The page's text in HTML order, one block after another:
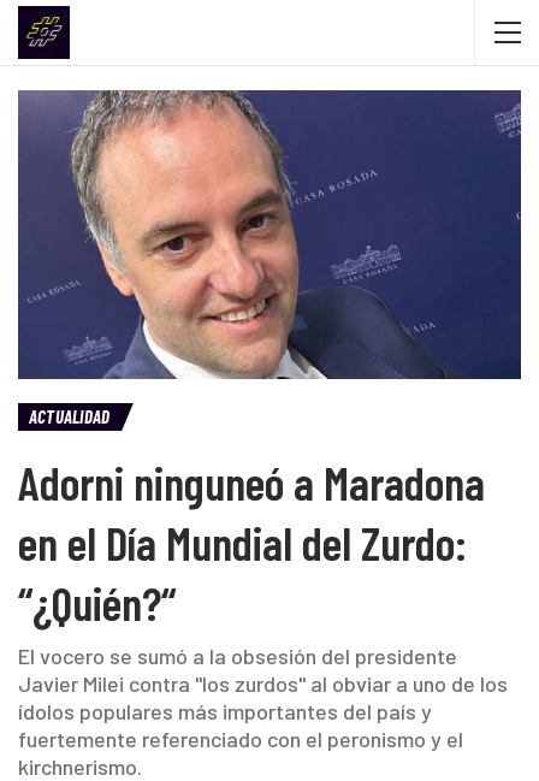
ACTUALIDAD
Adorni ninguneó a Maradona
en el Día Mundial del Zurdo:
“¿Quién?“
El vocero se sumó a la obsesión del presidente
Javier Milei contra "los zurdos" al obviar a uno de los
ídolos populares más importantes del país y
fuertemente referenciado con el peronismo y el
kirchnerismo.